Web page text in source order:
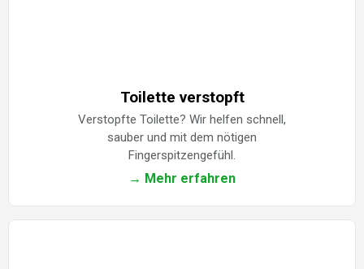
Toilette verstopft
Verstopfte Toilette? Wir helfen schnell,
sauber und mit dem nötigen
Fingerspitzengefühl.
→ Mehr erfahren